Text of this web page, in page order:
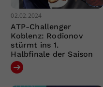
02.02.2024
ATP-Challenger
Koblenz: Rodionov
stürmt ins 1.
Halbfinale der Saison